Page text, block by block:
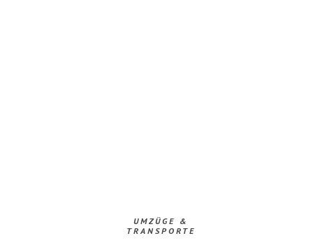
UMZÜGE &
TRANSPORTE